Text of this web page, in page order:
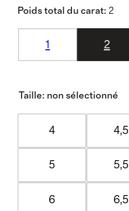
Poids total du carat: 2
1 2
Taille: non sélectionné
4 4,5
5 5,5
6 6,5